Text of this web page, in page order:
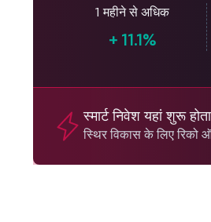
1 महीने से अधिक
+ 11.1%
स्मार्ट निवेश यहां शुरू
स्थिर विकास के लिए